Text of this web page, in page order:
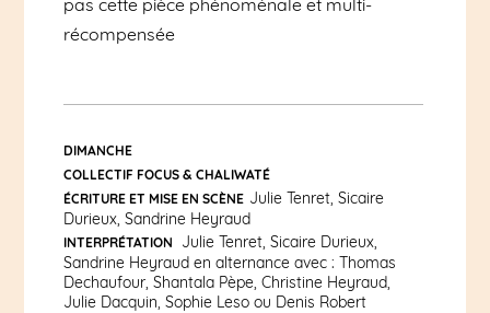
récompensée
DIMANCHE
COLLECTIF FOCUS & CHALIWATÉ
ÉCRITURE ET MISE EN SCÈNE Julie Tenret, Sicaire
Durieux, Sandrine Heyraud
INTERPRÉTATION
Julie Tenret, Sicaire Durieux,
Sandrine Heyraud en alternance avec : Thomas
Dechaufour, Shantala Pèpe, Christine Heyraud,
Julie Dacquin, Sophie Leso ou Denis Robert